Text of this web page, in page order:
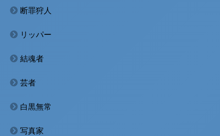
断罪狩人
リッパー
結魂者
芸者
白黒無常
写真家